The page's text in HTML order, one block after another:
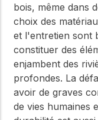
bois, même dans
choix des
et l'entretien sont
constituer des
enjambent des
profondes. La
avoir de graves
de vies humaines